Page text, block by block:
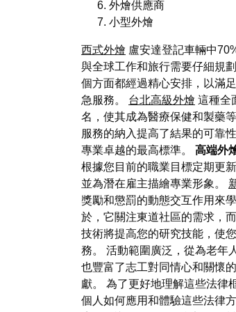
外燴供應商
小型外燴
西式外燴 盧安達登記車輛中
與全球工作和旅行需要仔細規
個方面都經過精心安排，以滿
急服務。 台北高級外燴 這種全
名，使其成為醫療保健和製藥
服務的納入提高了結果的可靠
專業卓越的最高標準。 高端外
根據您目前的職業目標定期更
並為潛在雇主描繪專業形象。
獎勵和懲罰的動態交互作用來
於，它關注東道社區的需求，
技術將提高您的研究技能，使
務。 活動範圍廣泛，從為老年
也豐富了志工對同情心和關懷
獻。 為了更好地理解這些法律
個人如何應用和體驗這些法律